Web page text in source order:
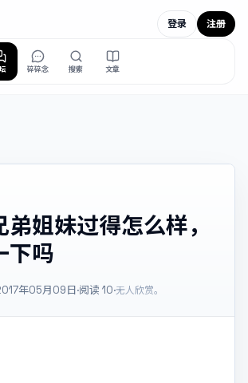
碎碎念 搜索 文章
登录 注册
姐妹过得怎么样，
下吗
年05月09日·阅读 10·无人欣赏。